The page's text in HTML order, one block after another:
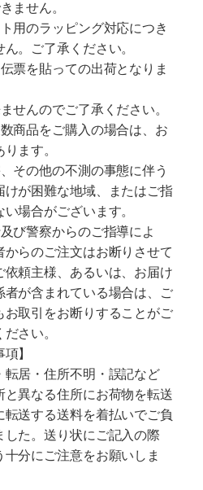
ません。
用のラッピング対応につき
。ご了承ください。
票を貼っての出荷となりま
せんのでご了承ください。
商品をご購入の場合は、お
ます。
その他の不測の事態に伴う
が困難な地域、またはご指
場合がございます。
び警察からのご指導によ
からのご注文はお断りさせて
頼主様、あるいは、お届け
が含まれている場合は、ご
取引をお断りすることがご
さい。
】
居・住所不明・誤記など
異なる住所にお荷物を転送
送する送料を着払いでご負
た。送り状にご記入の際
分にご注意をお願いしま